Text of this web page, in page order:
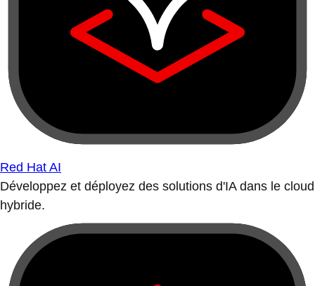
Red Hat AI
Développez et déployez des solutions d'IA dans le cloud
hybride.